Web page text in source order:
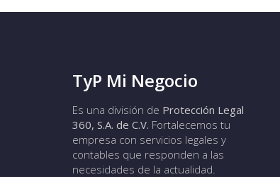
TyP Mi Negocio
Es una división de Protección Legal
360, S.A. de C.V. Fortalecemos tu
empresa con servicios legales y
contables que responden a las
necesidades de la actualidad.